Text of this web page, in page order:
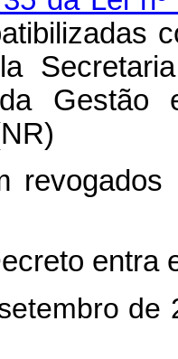
Gestão
entra
de